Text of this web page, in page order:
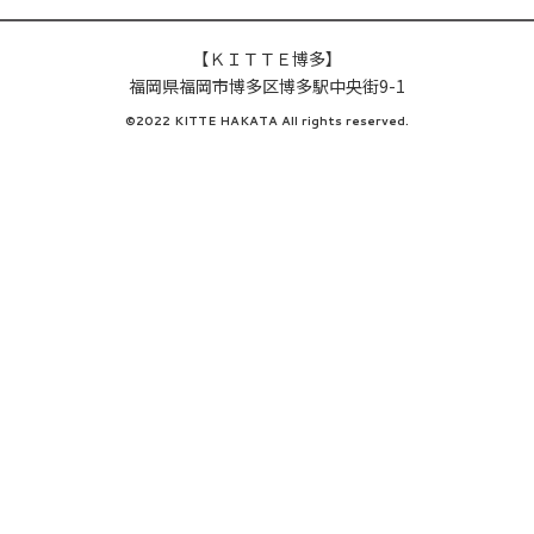
【ＫＩＴＴＥ博多】
福岡県福岡市博多区博多駅中央街9-1
©2022 KITTE HAKATA All rights reserved.